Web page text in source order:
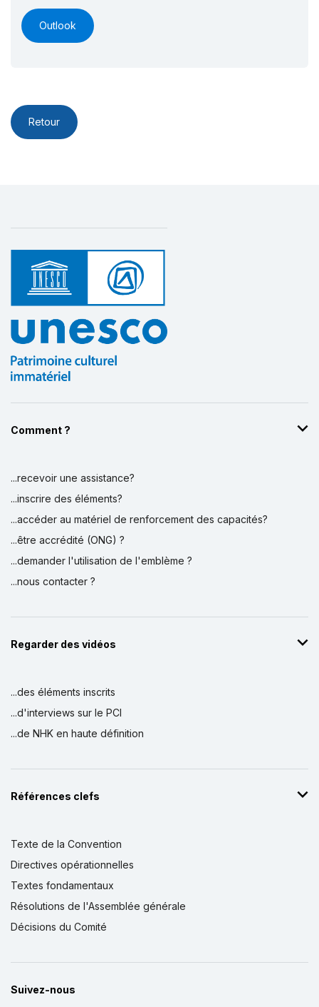
Outlook
Retour
Comment ?
...recevoir une assistance?
...inscrire des éléments?
...accéder au matériel de renforcement des capacités?
...être accrédité (ONG) ?
...demander l'utilisation de l'emblème ?
...nous contacter ?
Regarder des vidéos
...des éléments inscrits
...d'interviews sur le PCI
...de NHK en haute définition
Références clefs
Texte de la Convention
Directives opérationnelles
Textes fondamentaux
Résolutions de l'Assemblée générale
Décisions du Comité
Suivez-nous